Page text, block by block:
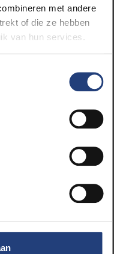
met andere
of die ze hebben
van hun services.